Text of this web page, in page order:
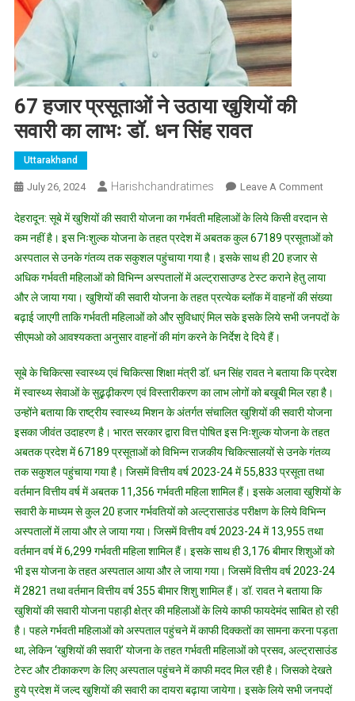
67 हजार प्रसूताओं ने उठाया खुशियों की
सवारी का लाभः डॉ. धन सिंह रावत
Uttarakhand
July 26, 2024 Harishchandratimes Leave A CommentOn
हजार
उठाया
खुशियों
की
लाभः
डॉ.
देहरादून: सूबे में खुशियों की सवारी योजना का गर्भवती महिलाओं के लिये किसी वरदान से
कम नहीं है। इस निःशुल्क योजना के तहत प्रदेश में अबतक कुल 67189 प्रसूताओं को
अस्पताल से उनके गंतव्य तक सकुशल पहुंचाया गया है। इसके साथ ही 20 हजार से
अधिक गर्भवती महिलाओं को विभिन्न अस्पतालों में अल्ट्रासाउण्ड टेस्ट कराने हेतु लाया
और ले जाया गया। खुशियों की सवारी योजना के तहत प्रत्येक ब्लॉक में वाहनों की संख्या
बढ़ाई जाएगी ताकि गर्भवती महिलाओं को और सुविधाएं मिल सके इसके लिये सभी जनपदों के
सीएमओ को आवश्यकता अनुसार वाहनों की मांग करने के निर्देश दे दिये हैं।
सूबे के चिकित्सा स्वास्थ्य एवं चिकित्सा शिक्षा मंत्री डॉ. धन सिंह रावत ने बताया कि प्रदेश
में स्वास्थ्य सेवाओं के सुढृ़ढ़ीकरण एवं विस्तारीकरण का लाभ लोगों को बखूबी मिल रहा है।
उन्होंने बताया कि राष्ट्रीय स्वास्थ्य मिशन के अंतर्गत संचालित खुशियों की सवारी योजना
इसका जीवंत उदाहरण है। भारत सरकार द्वारा वित्त पोषित इस निःशुल्क योजना के तहत
अबतक प्रदेश में 67189 प्रसूताओं को विभिन्न राजकीय चिकित्सालयों से उनके गंतव्य
तक सकुशल पहुंचाया गया है। जिसमें वित्तीय वर्ष 2023-24 में 55,833 प्रसूता तथा
वर्तमान वित्तीय वर्ष में अबतक 11,356 गर्भवती महिला शामिल हैं। इसके अलावा खुशियों के
सवारी के माध्यम से कुल 20 हजार गर्भवतियों को अल्ट्रासाउंड परीक्षण के लिये विभिन्न
अस्पतालों में लाया और ले जाया गया। जिसमें वित्तीय वर्ष 2023-24 में 13,955 तथा
वर्तमान वर्ष में 6,299 गर्भवती महिला शामिल हैं। इसके साथ ही 3,176 बीमार शिशुओं को
भी इस योजना के तहत अस्पताल आया और ले जाया गया। जिसमें वित्तीय वर्ष 2023-24
में 2821 तथा वर्तमान वित्तीय वर्ष 355 बीमार शिशु शामिल हैं। डॉ. रावत ने बताया कि
खुशियों की सवारी योजना पहाड़ी क्षेत्र की महिलाओं के लिये काफी फायदेमंद साबित हो रही
है। पहले गर्भवती महिलाओं को अस्पताल पहुंचने में काफी दिक्कतों का सामना करना पड़ता
था, लेकिन ‘खुशियों की सवारी’ योजना के तहत गर्भवती महिलाओं को प्रसव, अल्ट्रासाउंड
टेस्ट और टीकाकरण के लिए अस्पताल पहुंचने में काफी मदद मिल रही है। जिसको देखते
हुये प्रदेश में जल्द खुशियों की सवारी का दायरा बढ़ाया जायेगा। इसके लिये सभी जनपदों